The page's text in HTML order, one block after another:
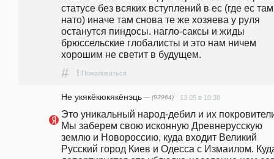
статусе без всяких вступлений в ес (где ес
нато) иначе там снова те же хозяева у руля
останутся пиндосы. нагло-саксы и жиды
брюссельские глобалисты и это нам ничем
хорошим не светит в будущем.
# ! Пожаловаться
Не укякёкюкякёнэць — (93964) 13.05 в 10:38
Это уникальный народ-дебил и их
Мы заберем свою исконную Древнерусскую
землю и Новороссию, куда входит Великий
Русский город Киев и Одесса с Измаилом.